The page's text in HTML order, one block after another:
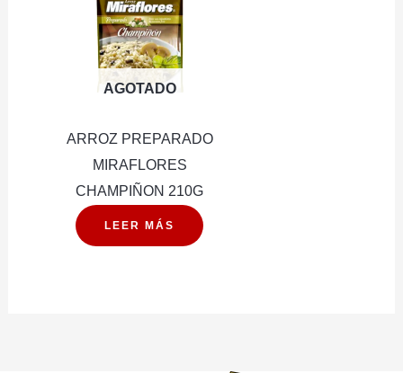
AGOTADO
ARROZ PREPARADO
MIRAFLORES
CHAMPIÑON 210G
LEER MÁS